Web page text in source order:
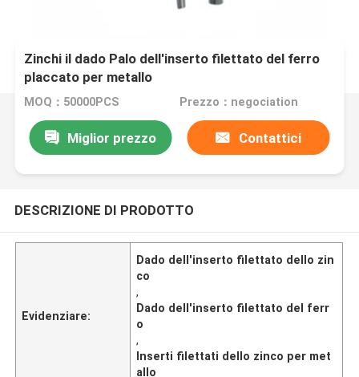
Zinchi il dado Palo dell'inserto filettato del ferro
placcato per metallo
MOQ：50000PCS Prezzo：negociation
Miglior prezzo Contattici
DESCRIZIONE DI PRODOTTO
Evidenziare:
Dado dell'inserto filettato dello zin
co
,
Dado dell'inserto filettato del ferr
o
,
Inserti filettati dello zinco per met
allo